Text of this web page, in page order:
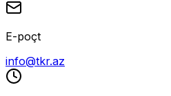
E-poçt
info@tkr.az